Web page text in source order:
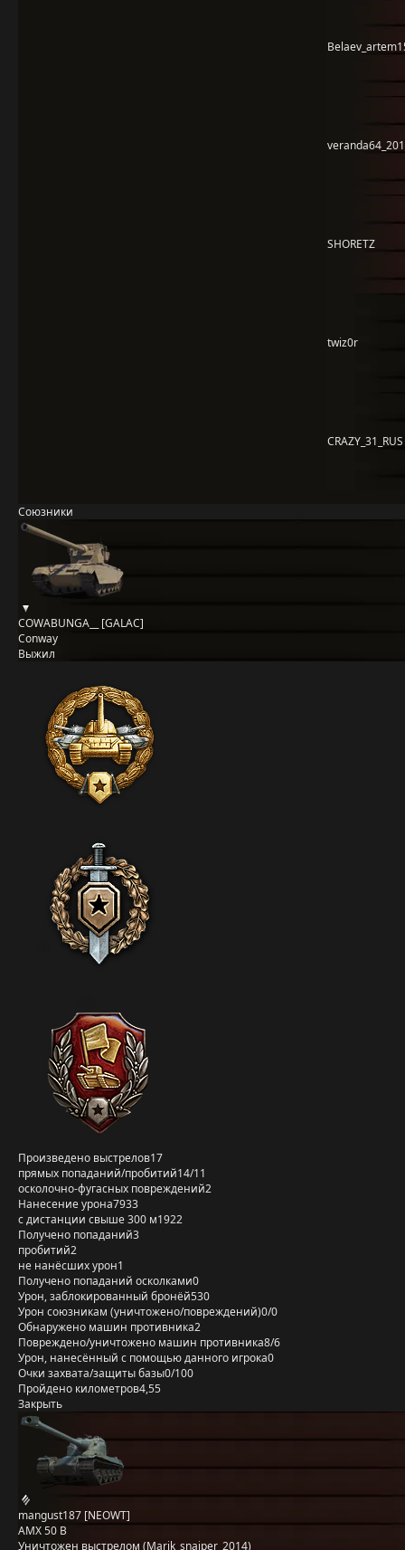
SHORETZ
twiz0r
CRAZY_31_RUS
Союзники
COWABUNGA__ [GALAC]
Conway
Выжил
Произведено выстрелов17
прямых попаданий/пробитий14/11
осколочно-фугасных повреждений2
Нанесение урона7933
с дистанции свыше 300 м1922
Получено попаданий3
пробитий2
не нанёсших урон1
Получено попаданий осколками0
Урон, заблокированный бронёй530
Урон союзникам (уничтожено/повреждений)0/0
Обнаружено машин противника2
Повреждено/уничтожено машин противника8/6
Урон, нанесённый с помощью данного игрока0
Очки захвата/защиты базы0/100
Пройдено километров4,55
Закрыть
mangust187 [NEOWT]
AMX 50 B
Уничтожен выстрелом (Marik_snajper_2014)